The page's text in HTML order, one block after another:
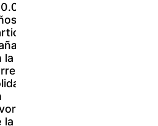
la
la